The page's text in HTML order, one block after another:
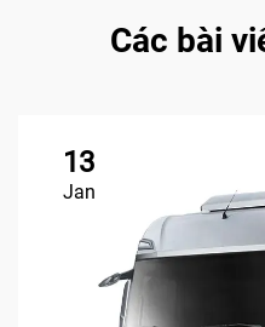
Các bài
13
Jan